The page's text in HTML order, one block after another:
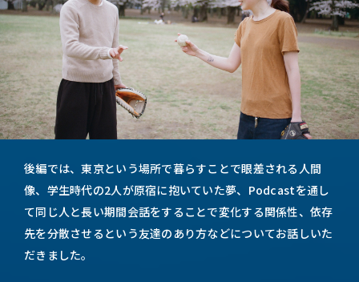
後編では、東京という場所で暮らすことで眼差される人間
像、学生時代の2人が原宿に抱いていた夢、Podcastを通し
て同じ人と長い期間会話をすることで変化する関係性、依存
先を分散させるという友達のあり方などについてお話しいた
だきました。